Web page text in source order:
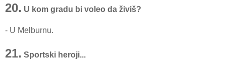
20. U kom gradu bi voleo da živiš?
- U Melburnu.
21. Sportski heroji...